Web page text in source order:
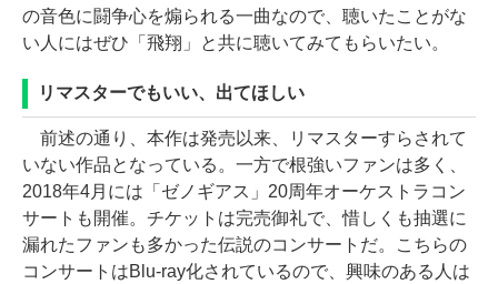
の音色に闘争心を煽られる一曲なので、聴いたことがな
い人にはぜひ「飛翔」と共に聴いてみてもらいたい。
リマスターでもいい、出てほしい
前述の通り、本作は発売以来、リマスターすらされて
いない作品となっている。一方で根強いファンは多く、
2018年4月には「ゼノギアス」20周年オーケストラコン
サートも開催。チケットは完売御礼で、惜しくも抽選に
漏れたファンも多かった伝説のコンサートだ。こちらの
コンサートはBlu-ray化されているので、興味のある人は